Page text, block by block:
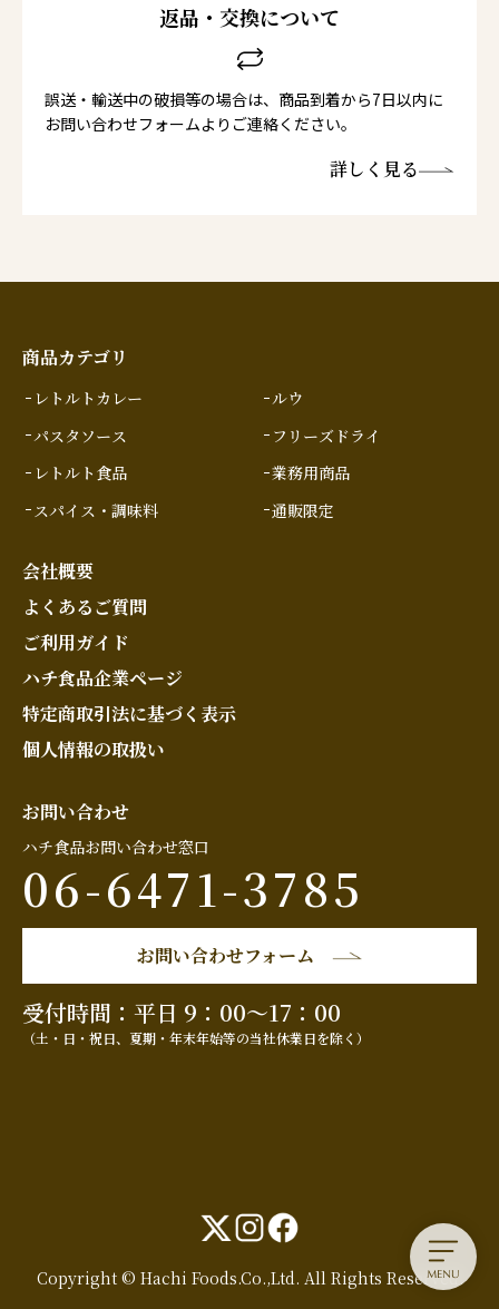
返品・交換について
誤送・輸送中の破損等の場合は、商品到着から7日以内に
お問い合わせフォームよりご連絡ください。
詳しく見る
商品カテゴリ
レトルトカレー
パスタソース
レトルト食品
スパイス・調味料
ルウ
フリーズドライ
業務用商品
通販限定
会社概要
よくあるご質問
ご利用ガイド
ハチ食品企業ページ
特定商取引法に基づく表示
個人情報の取扱い
お問い合わせ
ハチ食品お問い合わせ窓口
06-6471-3785
お問い合わせフォーム
受付時間：平日 9：00～17：00
（土・日・祝日、夏期・年末年始等の当社休業日を除く）
Copyright © Hachi Foods.Co.,Ltd. All Rights Reserved.